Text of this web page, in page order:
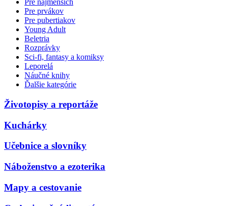
Pre najmenších
Pre prvákov
Pre pubertiakov
Young Adult
Beletria
Rozprávky
Sci-fi, fantasy a komiksy
Leporelá
Náučné knihy
Ďalšie kategórie
Životopisy a reportáže
Kuchárky
Učebnice a slovníky
Náboženstvo a ezoterika
Mapy a cestovanie